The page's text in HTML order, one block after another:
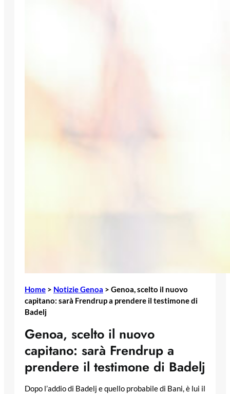
Home > Notizie Genoa > Genoa, scelto il nuovo
capitano: sarà Frendrup a prendere il testimone di
Badelj
Genoa, scelto il nuovo
capitano: sarà Frendrup a
prendere il testimone di Badelj
Dopo l’addio di Badelj e quello probabile di Bani, è lui il